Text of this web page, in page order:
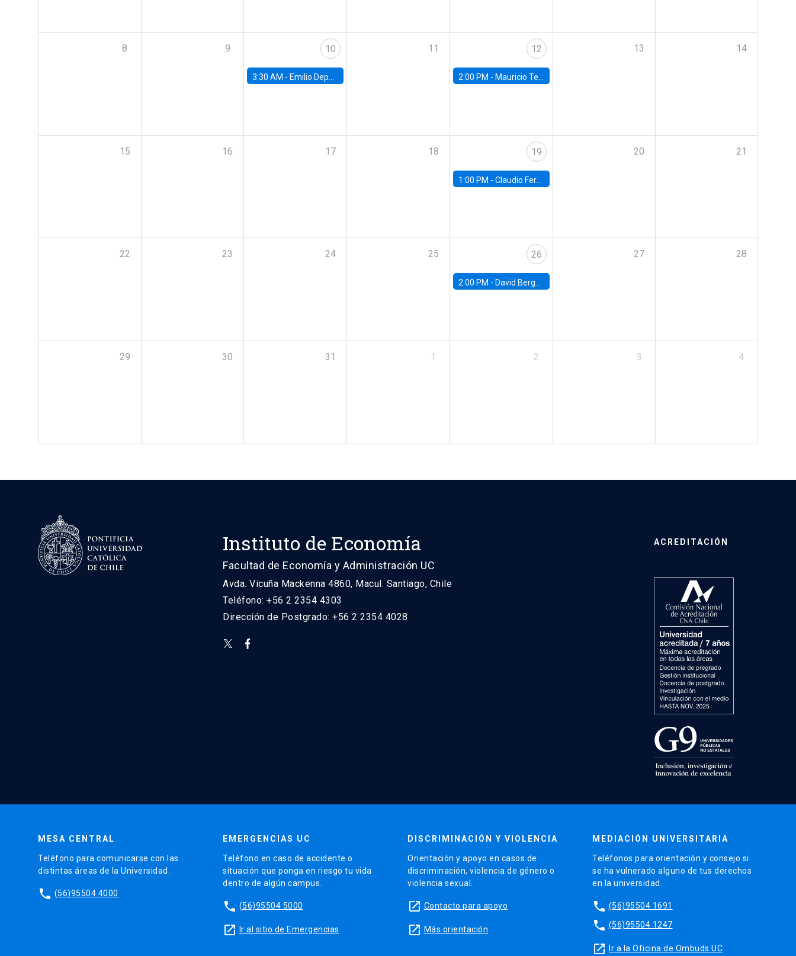
8 9 10
3:30 AM - Emilio Depetris-Chauvín, Universidad Católica
11 12
2:00 PM - Mauricio Tejada, UDP
13 14
15 16 17 18 19
1:00 PM - Claudio Ferraz, British Columbia
20 21
22 23 24 25 26
2:00 PM - David Berger, Duke
27 28
29 30 31 1 2 3 4
Instituto de Economía
Facultad de Economía y Administración UC
Avda. Vicuña Mackenna 4860, Macul. Santiago, Chile
Teléfono: +56 2 2354 4303
Dirección de Postgrado: +56 2 2354 4028
ACREDITACIÓN
MESA CENTRAL
Teléfono para comunicarse con las
distintas áreas de la Universidad.
phone (56)95504 4000
EMERGENCIAS UC
Teléfono en caso de accidente o
situación que ponga en riesgo tu vida
dentro de algún campus.
phone (56)95504 5000
launch Ir al sitio de Emergencias
DISCRIMINACIÓN Y VIOLENCIA
Orientación y apoyo en casos de
discriminación, violencia de género o
violencia sexual.
launch Contacto para apoyo
launch Más orientación
MEDIACIÓN UNIVERSITARIA
Teléfonos para orientación y consejo si
se ha vulnerado alguno de tus derechos
en la universidad.
phone (56)95504 1691
phone (56)95504 1247
launch Ir a la Oficina de Ombuds UC